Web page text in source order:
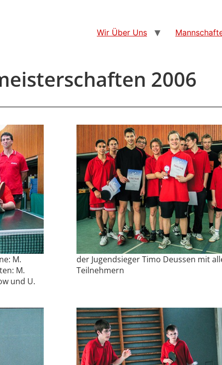
Wir Über Uns
2006
M.
M.
und U.
der Jugendsieger Timo Deussen mit
Teilnehmern